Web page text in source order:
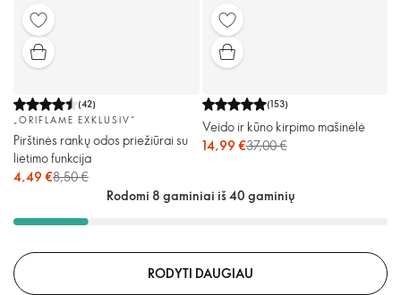
(42)
„ORIFLAME EXKLUSIV“
Pirštinės rankų odos priežiūrai su
lietimo funkcija
4,49 €8,50 €
(153)
Veido ir kūno kirpimo mašinėlė
14,99 €37,00 €
Rodomi 8 gaminiai iš 40 gaminių
RODYTI DAUGIAU